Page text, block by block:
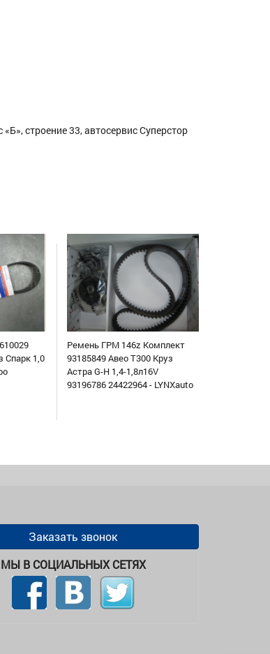
строение 33, автосервис Суперстор
Спарк 1,0
Ремень ГРМ 146z Комплект
93185849 Авео Т300 Круз
Астра G-H 1,4-1,8л16V
93196786 24422964 - LYNXauto
Заказать звонок
МЫ В СОЦИАЛЬНЫХ СЕТЯХ